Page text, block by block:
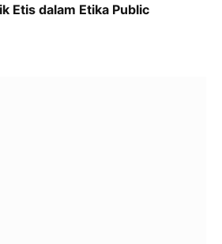
Etis dalam Etika Public